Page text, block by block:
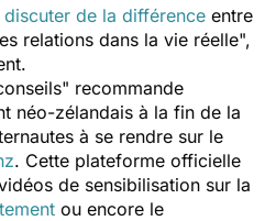
discuter de la différence entre
relations dans la vie réelle",
" recommande
néo-zélandais à la fin de la
à se rendre sur le
. Cette plateforme officielle
de sensibilisation sur la
ou encore le